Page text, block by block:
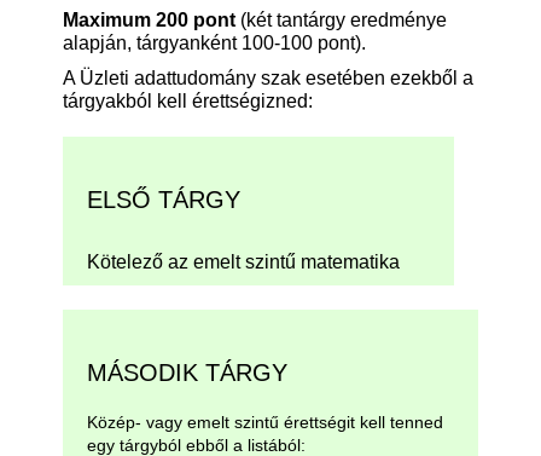
Maximum 200 pont (két tantárgy eredménye
alapján, tárgyanként 100-100 pont).
A Üzleti adattudomány szak esetében ezekből a
tárgyakból kell érettségizned:
ELSŐ TÁRGY
Kötelező az emelt szintű matematika
MÁSODIK TÁRGY
Közép- vagy emelt szintű érettségit kell tenned
egy tárgyból ebből a listából: